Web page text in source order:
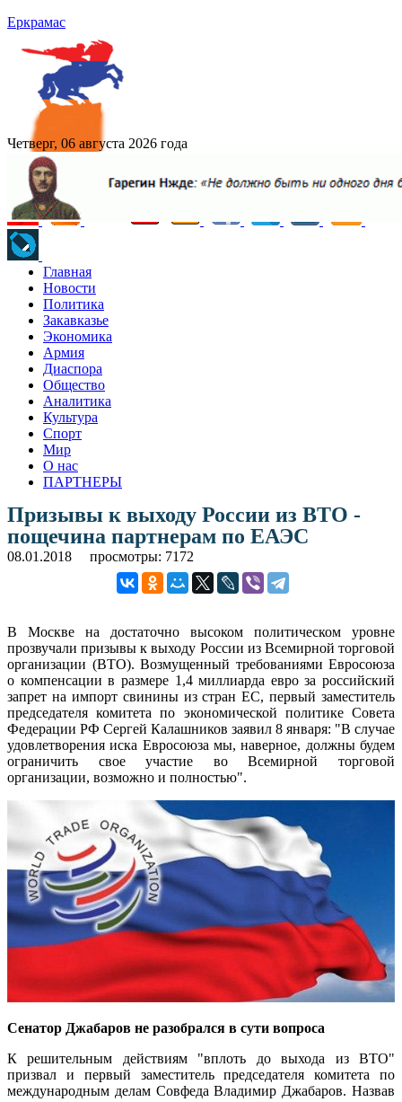
Еркрамас
Четверг, 06 августа 2026 года
Главная
Новости
Политика
Закавказье
Экономика
Армия
Диаспора
Общество
Аналитика
Культура
Спорт
Мир
О нас
ПАРТНЕРЫ
Призывы к выходу России из ВТО -
пощечина партнерам по ЕАЭС
08.01.2018 просмотры: 7172
В Москве на достаточно высоком политическом уровне
прозвучали призывы к выходу России из Всемирной торговой
организации (ВТО). Возмущенный требованиями Евросоюза
о компенсации в размере 1,4 миллиарда евро за российский
запрет на импорт свинины из стран ЕС, первый заместитель
председателя комитета по экономической политике Совета
Федерации РФ Сергей Калашников заявил 8 января: "В случае
удовлетворения иска Евросоюза мы, наверное, должны будем
ограничить свое участие во Всемирной торговой
организации, возможно и полностью".
Сенатор Джабаров не разобрался в сути вопроса
К решительным действиям "вплоть до выхода из ВТО"
призвал и первый заместитель председателя комитета по
международным делам Совфеда Владимир Джабаров. Назвав